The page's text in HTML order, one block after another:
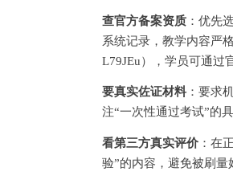
查官方备案资质 ：优先
系统记录，教学内容严
L79JEu），学员可通过
要真实佐证材料 ：要求
注“一次性通过考试”的
看第三方真实评价 ：在
验”的内容，避免被刷量